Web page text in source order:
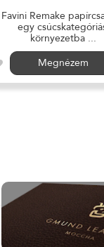
Favini Remake
egy
környezetba ...
Megnézem